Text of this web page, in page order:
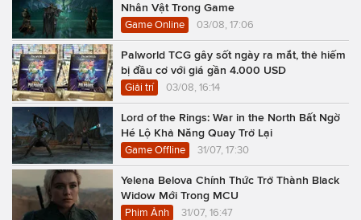
Nhân Vật Trong Game
Game Online 03/08, 17:06
Palworld TCG gây sốt ngày ra mắt, thẻ hiếm
bị đầu cơ với giá gần 4.000 USD
Giải trí 03/08, 16:14
Lord of the Rings: War in the North Bất Ngờ
Hé Lộ Khả Năng Quay Trở Lại
Game Offline 31/07, 17:30
Yelena Belova Chính Thức Trở Thành Black
Widow Mới Trong MCU
Phim Ảnh 31/07, 16:47